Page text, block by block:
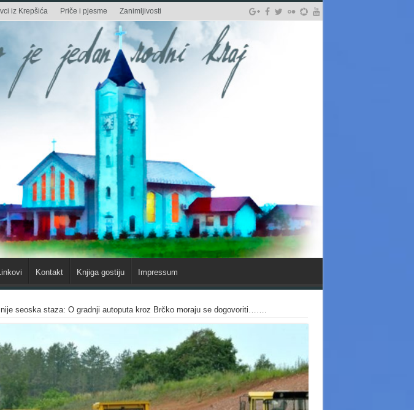
iz Krepšića Priče i pjesme Zanimljivosti
Linkovi Kontakt Knjiga gostiju Impressum
seoska staza: O gradnji autoputa kroz Brčko moraju se dogovoriti…….